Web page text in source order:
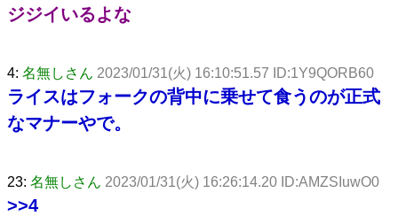
ジジイいるよな
4: 名無しさん 2023/01/31(火) 16:10:51.57 ID:1Y9QORB60
ライスはフォークの背中に乗せて食うのが正式
なマナーやで。
23: 名無しさん 2023/01/31(火) 16:26:14.20 ID:AMZSIuwO0
>>4